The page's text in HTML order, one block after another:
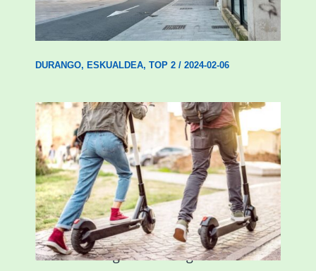
Udal etxebizitza tasatuei buruzko lehen
ordenantza izango du Durangok
DURANGO, ESKUALDEA, TOP 2/ 2024-02-06
Ostegun honetan “Oinezko
Nagusientzako Bide Segurtasuna”
hitzaldia izango da Durangon